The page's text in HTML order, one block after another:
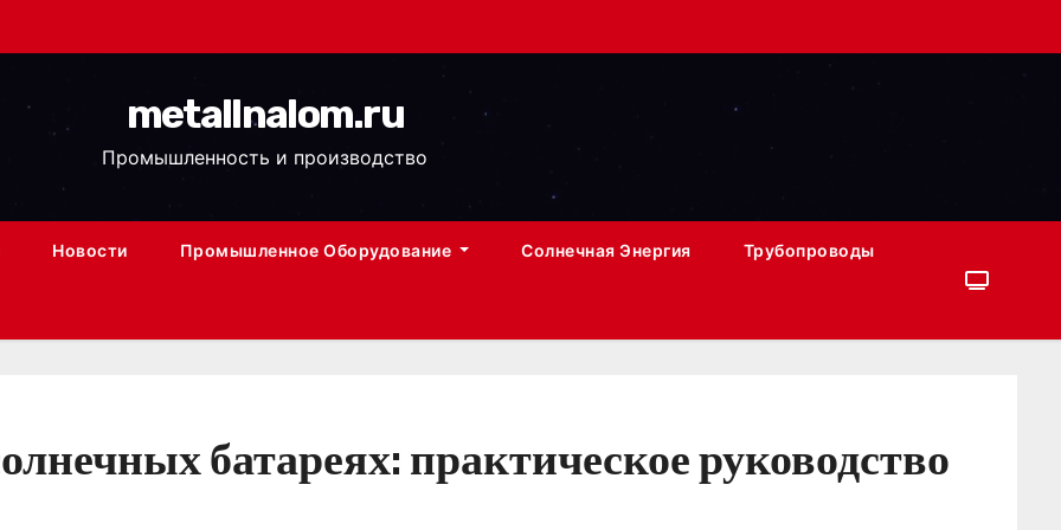
metallnalom.ru
Промышленность и производство
Новости Промышленное Оборудование Солнечная Энергия Трубопроводы
батареях: практическое руководство